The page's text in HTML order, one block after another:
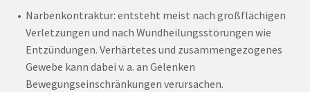
Narbenkontraktur: entsteht meist nach großflächigen
Verletzungen und nach Wundheilungsstörungen wie
Entzündungen. Verhärtetes und zusammengezogenes
Gewebe kann dabei v. a. an Gelenken
Bewegungseinschränkungen verursachen.